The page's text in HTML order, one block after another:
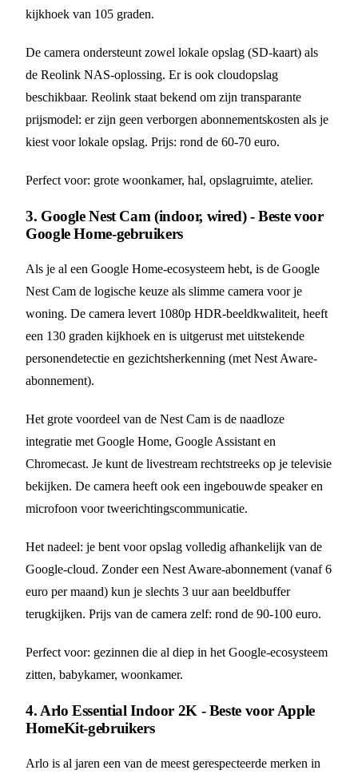
kijkhoek van 105 graden.
De camera ondersteunt zowel lokale opslag (SD-kaart) als
de Reolink NAS-oplossing. Er is ook cloudopslag
beschikbaar. Reolink staat bekend om zijn transparante
prijsmodel: er zijn geen verborgen abonnementskosten als je
kiest voor lokale opslag. Prijs: rond de 60-70 euro.
Perfect voor: grote woonkamer, hal, opslagruimte, atelier.
3. Google Nest Cam (indoor, wired) - Beste voor
Google Home-gebruikers
Als je al een Google Home-ecosysteem hebt, is de Google
Nest Cam de logische keuze als slimme camera voor je
woning. De camera levert 1080p HDR-beeldkwaliteit, heeft
een 130 graden kijkhoek en is uitgerust met uitstekende
personendetectie en gezichtsherkenning (met Nest Aware-
abonnement).
Het grote voordeel van de Nest Cam is de naadloze
integratie met Google Home, Google Assistant en
Chromecast. Je kunt de livestream rechtstreeks op je televisie
bekijken. De camera heeft ook een ingebouwde speaker en
microfoon voor tweerichtingscommunicatie.
Het nadeel: je bent voor opslag volledig afhankelijk van de
Google-cloud. Zonder een Nest Aware-abonnement (vanaf 6
euro per maand) kun je slechts 3 uur aan beeldbuffer
terugkijken. Prijs van de camera zelf: rond de 90-100 euro.
Perfect voor: gezinnen die al diep in het Google-ecosysteem
zitten, babykamer, woonkamer.
4. Arlo Essential Indoor 2K - Beste voor Apple
HomeKit-gebruikers
Arlo is al jaren een van de meest gerespecteerde merken in